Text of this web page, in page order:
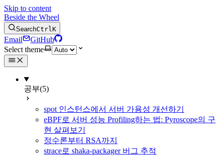
Skip to content
Beside the Wheel
SearchCtrlK
Email
GitHub
Select theme
공부(5)
spot 인스턴스에서 서버 가용성 개선하기
eBPF로 서버 성능 Profiling하는 법: Pyroscope의 구
현 살펴보기
정수론부터 RSA까지
strace로 shaka-packager 버그 추적